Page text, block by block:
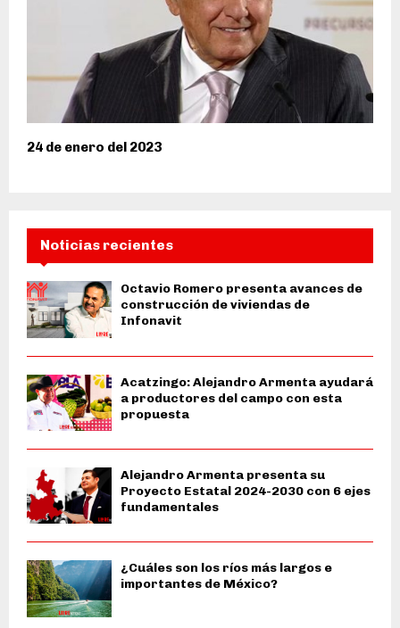
24 de enero del 2023
Noticias recientes
Octavio Romero presenta avances de
construcción de viviendas de
Infonavit
Acatzingo: Alejandro Armenta ayudará
a productores del campo con esta
propuesta
Alejandro Armenta presenta su
Proyecto Estatal 2024-2030 con 6 ejes
fundamentales
¿Cuáles son los ríos más largos e
importantes de México?